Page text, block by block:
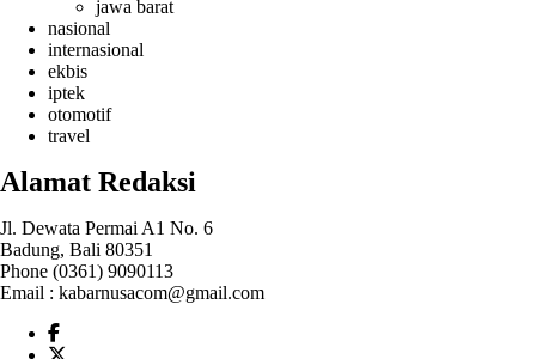
jawa barat
nasional
internasional
ekbis
iptek
otomotif
travel
Alamat Redaksi
Jl. Dewata Permai A1 No. 6
Badung, Bali 80351
Phone (0361) 9090113
Email : kabarnusacom@gmail.com